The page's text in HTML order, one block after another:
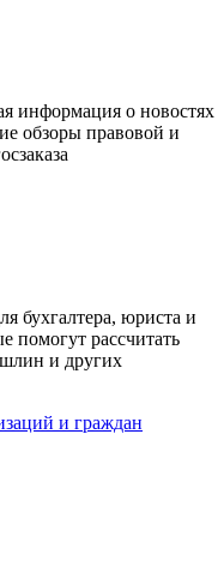
информация о новостях
обзоры правовой и
бухгалтера, юриста и
помогут рассчитать
и других
и граждан